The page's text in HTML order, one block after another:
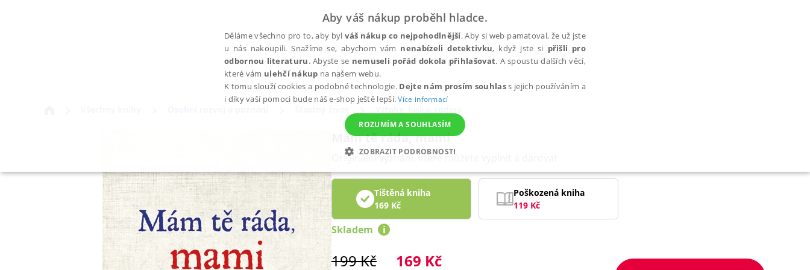
Mám tě ráda, mami
Originální vyznání, které můžete vyplnit a darovat
Tištěná kniha
169 Kč
Poškozená kniha
119 Kč
Skladem i
199Kč 169 Kč
Aby váš nákup proběhl hladce.
Děláme všechno pro to, aby bylváš nákup co nejpohodlnější. Aby si web pamatoval, že už jste
u nás nakoupili. Snažíme se, abychom vám nenabízeli detektivku, když jste si přišli pro
odbornou literaturu. Abyste se nemuseli pořád dokola přihlašovat. A spoustu dalších věcí,
které vám ulehčí nákup na našem webu.
K tomu slouží cookies a podobné technologie. Dejte nám prosím souhlass jejich používáním a
i díky vaší pomoci bude náš e-shop ještě lepší.Více informací
ROZUMÍM A SOUHLASÍM
ZOBRAZIT PODROBNOSTI
NEZBYTNÉ ANALYTICKÉ MARKETINGOVÉ FUNKČNÍ NEZAŘAZENÉ SOUBORY
Nezbytné Analytické Marketingové
Nezbytně nutné soubory cookie umožňují základní funkce webových stránek, jako je přihlášení uživatele a správa účtu. Webové stránky nelze bez nezbytně nutných souborů cookie správně používat.
Provider /